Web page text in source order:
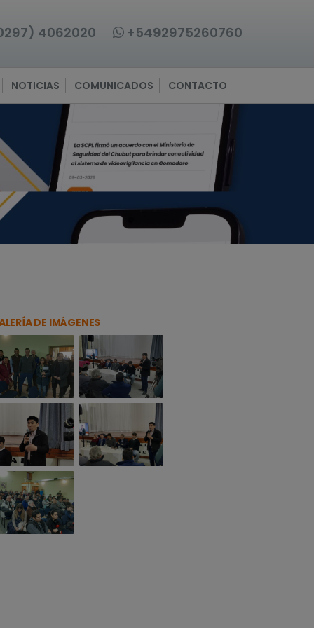
4062020 +5492975260760
NOTICIAS COMUNICADOS CONTACTO
DE IMÁGENES